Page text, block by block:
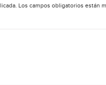
Los campos obligatorios están